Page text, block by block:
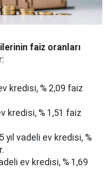
faiz oranları
kredisi, % 2,09 faiz
kredisi, % 1,51 faiz
yıl vadeli ev kredisi, %
ev kredisi, % 1,69